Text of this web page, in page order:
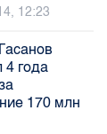
12:23
4 года
170 млн